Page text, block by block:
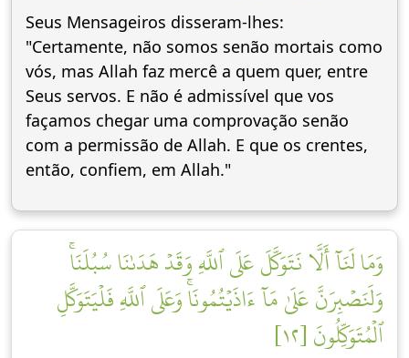
Seus Mensageiros disseram-lhes:
"Certamente, não somos senão mortais como
vós, mas Allah faz mercê a quem quer, entre
Seus servos. E não é admissível que vos
façamos chegar uma comprovação senão
com a permissão de Allah. E que os crentes,
então, confiem, em Allah."
وَمَا لَنَآ أَلَّا نَتَوَكَّلَ عَلَى ٱللَّهِ وَقَدۡ هَدَىٰنَا سُبُلَنَاۚ
وَلَنَصۡبِرَنَّ عَلَىٰ مَآ ءَاذَيۡتُمُونَاۚ وَعَلَى ٱللَّهِ فَلۡيَتَوَكَّلِ
ٱلۡمُتَوَكِّلُونَ [١٢]